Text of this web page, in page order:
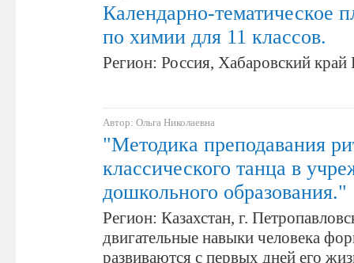
Календарно-тематическое
по химии для 11 классов.
Регион: Россия, Хабаровский
Автор: Ольга Николаевна
"Методика преподавания
классического танца в
дошкольного образования."
Регион: Казахстан, г.
двигательные навыки человека
развиваются с первых дней его